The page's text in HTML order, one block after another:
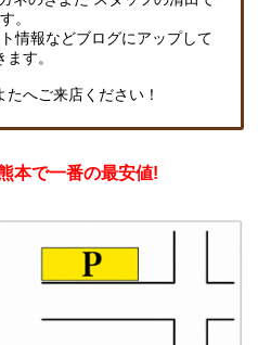
す。
情報などブログにアップして
ます。
へご来店ください！
本で一番の最安値!